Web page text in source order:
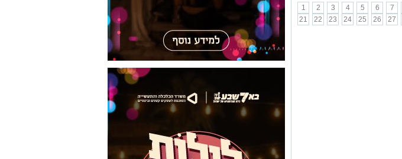
1
2 3 4 5 6 7
21
22 23 24 25 26 27